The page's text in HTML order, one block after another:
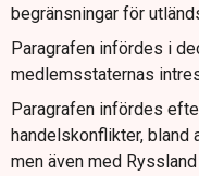
begränsningar för
Paragrafen infördes i
medlemsstaternas
Paragrafen infördes
handelskonflikter, bland
men även med